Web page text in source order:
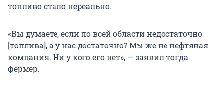
топливо стало нереально.
«Вы думаете, если по всей области недостаточно
[топлива], а у нас достаточно? Мы же не нефтяная
компания. Ни у кого его нет», — заявил тогда
фермер.